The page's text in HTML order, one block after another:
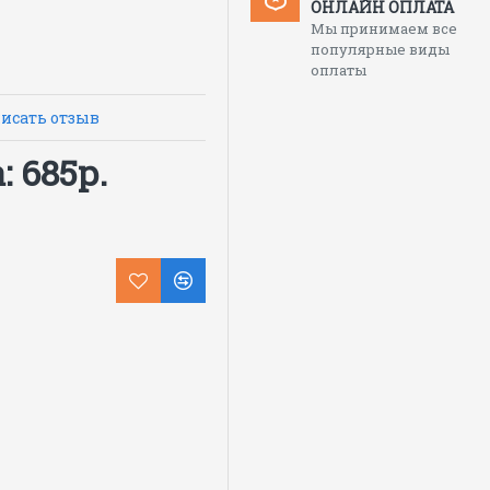
металлов;
из материала
и царапинам.
из
отзыв
685р.
ОНЛАЙН ОПЛАТА
Мы принимаем все
популярные виды
оплаты